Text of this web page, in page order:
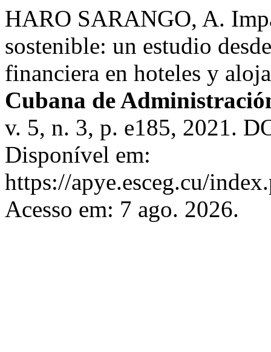
HARO SARANGO, A.
sostenible: un estudio
financiera en hoteles y
Cubana de
v. 5, n. 3, p. e185, 2021.
Disponível em:
https://apye.esceg.cu/
Acesso em: 7 ago. 2026.